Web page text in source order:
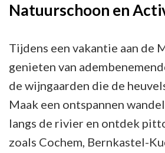
Natuurschoon en
Tijdens een vakantie aan de
genieten van
de wijngaarden die de
Maak een ontspannen
langs de rivier en ontdek
zoals Cochem, Bernkastel-